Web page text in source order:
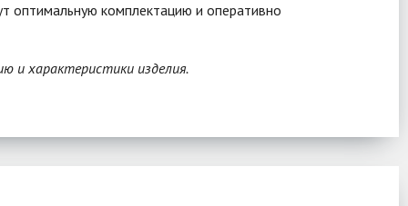
оптимальную комплектацию и оперативно
и характеристики изделия.